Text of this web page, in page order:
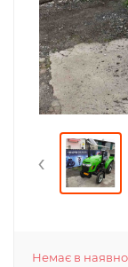
‹
Немає в